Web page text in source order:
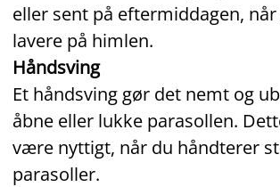
eller sent på eftermiddagen,
lavere på himlen.
Håndsving
Et håndsving gør det nemt og
åbne eller lukke parasollen.
være nyttigt, når du håndterer
parasoller.